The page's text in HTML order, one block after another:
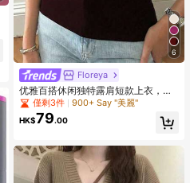
6
Floreya
优雅百搭休闲独特露肩短款上衣，性
感斜肩修身短款上衣，夏季必备
僅剩3件 900+ Say "美麗"
HK$79.00